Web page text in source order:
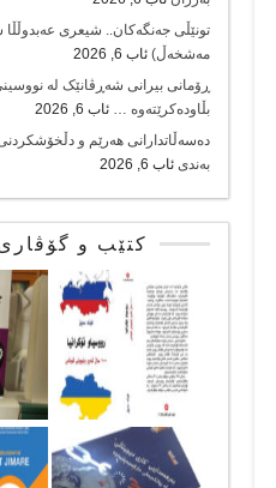
تونێڵی جەنگەکان.. شیعری
مەشخەڵ) ئاب 6, 2026
ڕۆمانی بیرانی شەڕڤانێک لە
بڵاودەکرێتەوە … ئاب 6, 2026
دەسەڵاتدارانی هەرێم و
بەندی ئاب 6, 2026
کتێب و